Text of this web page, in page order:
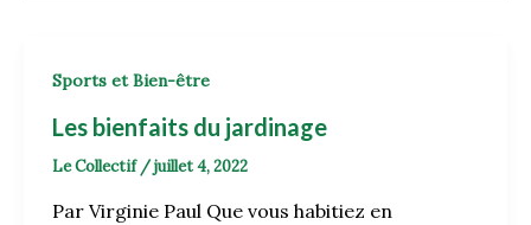
Sports et Bien-être
Les bienfaits du jardinage
Le Collectif /juillet 4, 2022
Par Virginie Paul Que vous habitiez en